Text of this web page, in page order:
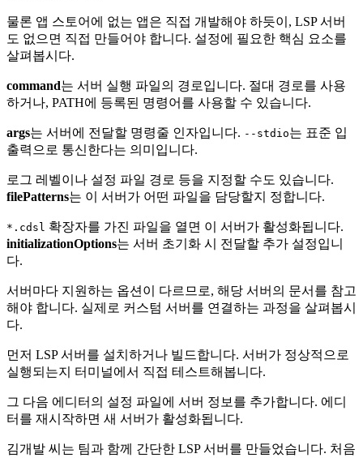
물론 앱 스토어에 없는 앱은 직접 개발해야 하듯이, LSP 서버
도 없으면 직접 만들어야 합니다. 설정에 필요한 핵심 요소를
살펴봅시다.
command는 서버 실행 파일의 경로입니다. 절대 경로를 사용
하거나, PATH에 등록된 명령어를 사용할 수 있습니다.
args는 서버에 전달할 명령줄 인자입니다. --stdio는 표준 입
출력으로 통신한다는 의미입니다.
로그 레벨이나 설정 파일 경로 등을 지정할 수도 있습니다.
filePatterns는 이 서버가 어떤 파일을 담당할지 정합니다.
*.cdsl 확장자를 가진 파일을 열면 이 서버가 활성화됩니다.
initializationOptions는 서버 초기화 시 전달할 추가 설정입니
다.
서버마다 지원하는 옵션이 다르므로, 해당 서버의 문서를 참고
해야 합니다. 실제로 커스텀 서버를 연결하는 과정을 살펴봅시
다.
먼저 LSP 서버를 설치하거나 빌드합니다. 서버가 정상적으로
실행되는지 터미널에서 직접 테스트해봅니다.
그 다음 에디터의 설정 파일에 서버 정보를 추가합니다. 에디
터를 재시작하면 새 서버가 활성화됩니다.
김개발 씨는 팀과 함께 간단한 LSP 서버를 만들었습니다. 처음